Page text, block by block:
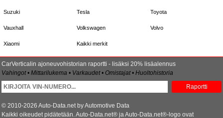
Suzuki Tesla Toyota
Vauxhall Volkswagen Volvo
Xiaomi Kaikki merkit
CarVerticalin ajoneuvohistorian raportti - lisäksi 20% lisäalennus
Vahingot • Mittarilukema • Varkaudet • Omistajat • Huoltohistoria
Raportti
© 2010-2026 Auto-Data.net by Automotive Data
Kaikki oikeudet pidätetään. Auto-Data.net® ja Auto-Data.net®-logo ovat